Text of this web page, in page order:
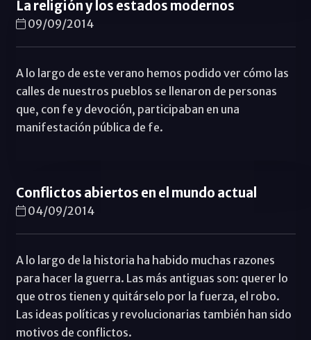
La religión y los estados modernos
09/09/2014
A lo largo de este verano hemos podido ver cómo las
calles de nuestros pueblos se llenaron de personas
que, con fe y devoción, participaban en una
manifestación pública de fe.
Conflictos abiertos en el mundo actual
04/09/2014
A lo largo de la historia ha habido muchas razones
para hacer la guerra. Las más antiguas son: querer lo
que otros tienen y quitárselo por la fuerza, el robo.
Las ideas políticas y revolucionarias también han sido
motivos de conflictos.